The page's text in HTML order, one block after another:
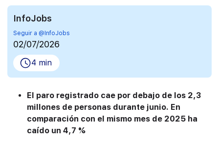
InfoJobs
Seguir a @InfoJobs
02/07/2026
4 min
El paro registrado cae por debajo de los 2,3
millones de personas durante junio. En
comparación con el mismo mes de 2025 ha
caído un 4,7 %